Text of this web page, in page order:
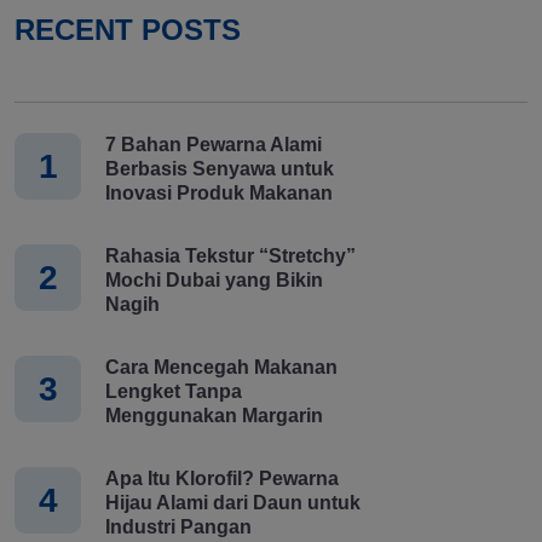
RECENT POSTS
1
7 Bahan Pewarna Alami
Berbasis Senyawa untuk
Inovasi Produk Makanan
2
Rahasia Tekstur “Stretchy”
Mochi Dubai yang Bikin
Nagih
3
Cara Mencegah Makanan
Lengket Tanpa
Menggunakan Margarin
4
Apa Itu Klorofil? Pewarna
Hijau Alami dari Daun untuk
Industri Pangan